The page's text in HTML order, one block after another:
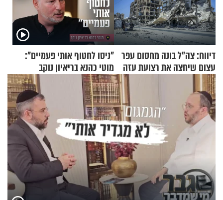
דיווח: צה"ל בונה מחסום עפר
עצום שיחצה את רצועת עזה
לשניים
"ניסו לחטוף אותי פעמיים":
מוטי כהנא בריאיון נוקב